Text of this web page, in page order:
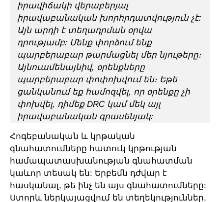
իրավիճակի վերաբերյալ
իրավաբանական խորհրդատվություն չէ:
Այն արդի է տեղադրման օրվա
դրությամբ: Մենք փորձում ենք
պարբերաբար թարմացնել մեր նյութերը։
Այնուամենայնիվ, օրենքները
պարբերաբար փոփոխվում են։ Եթե
ցանկանում եք համոզվել, որ օրենքը չի
փոխվել, դիմեք DRC կամ մեկ այլ
իրավաբանական գրասենյակ:
Հոգեբանական և կրթական
գնահատումները հատուկ կրթության
համապատասխանության գնահատման
կաևոր տեսակ են: Երբեմն դժվար է
հասկանալ, թե ինչ են այս գնահատումները:
Ստորև ներկայացվում են տեղեկություններ,